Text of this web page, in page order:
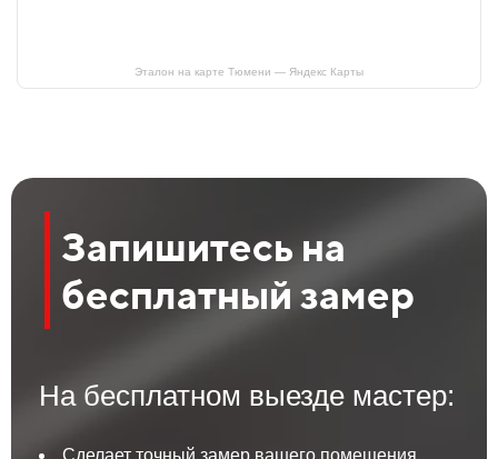
Эталон на карте Тюмени — Яндекс Карты
Запишитесь на
бесплатный замер
На бесплатном выезде мастер: